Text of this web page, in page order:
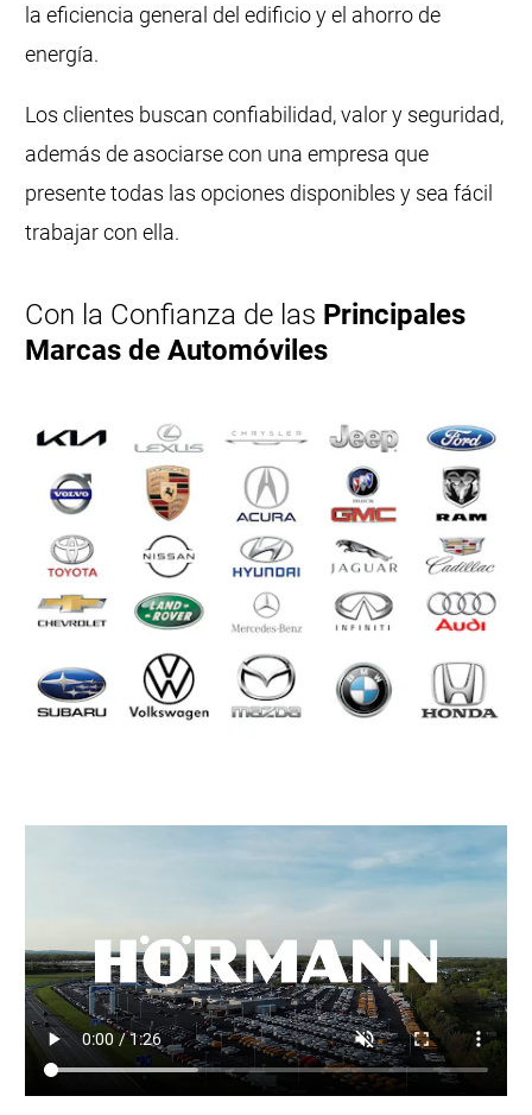
la eficiencia general del edificio y el ahorro de
energía.
Los clientes buscan confiabilidad, valor y seguridad,
además de asociarse con una empresa que
presente todas las opciones disponibles y sea fácil
trabajar con ella.
Con la Confianza de las Principales
Marcas de Automóviles